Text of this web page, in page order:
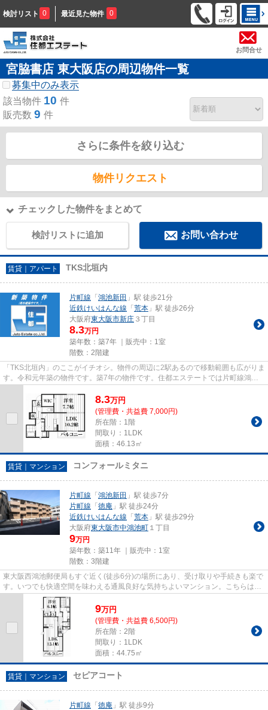
検討リスト 0 最近見た物件 0
お問合せ
宮脇書店 東大阪店の周辺物件一覧
募集中のみ表示
該当物件 10 件
販売数 9 件
さらに条件を絞り込む
物件リクエスト
チェックした物件をまとめて
検討リストに追加 お問い合わせ
賃貸｜アパート TKS北垣内
片町線 「 鴻池新田 」駅 徒歩21分
近鉄けいはんな線 「 荒本 」駅 徒歩26分
大阪府東大阪市新庄 ３丁目
8.3万円
築年数：築7年 ｜販売中： 1室
階数：2階建
「TKS北垣内」のここがイチオシ。物件の周辺に2駅あるので移動範囲も広がりま
す。令和元年築の物件です。築7年の物件です。住都エステートでは片町線鴻池
8.3万円
(管理費・共益費 7,000円)
所在階：1階
間取り：1LDK
面積：46.13㎡
賃貸｜マンション コンフォールミタニ
片町線 「 鴻池新田 」駅 徒歩7分
片町線 「 徳庵 」駅 徒歩24分
近鉄けいはんな線 「 荒本 」駅 徒歩29分
大阪府東大阪市中鴻池町 １丁目
9万円
築年数：築11年 ｜販売中： 1室
階数：3階建
東大阪西鴻池郵便局もすぐ近く(徒歩6分)の場所にあり、受け取りや手続きも楽で
す。いつでも快適空間を味わえる通風良好な気持ちよいマンション。こちらはマ
ンションタイプになります。...
9万円
(管理費・共益費 6,500円)
所在階：2階
間取り：1LDK
面積：44.75㎡
賃貸｜マンション セピアコート
片町線 「 徳庵 」駅 徒歩9分